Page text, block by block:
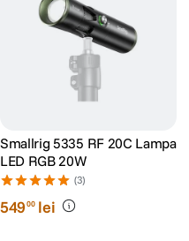
Smallrig 5335 RF 20C Lampa
LED RGB 20W
(3)
54900 lei